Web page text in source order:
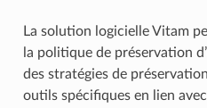
La solution logicielle Vitam
la politique de préservation
des stratégies de
outils spécifiques en lien